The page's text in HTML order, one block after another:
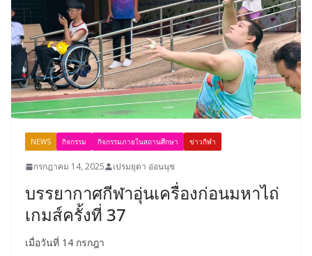
NEWS กิจกรรม กิจกรรมภายในสถานศึกษา ข่าวกีฬา
กรกฎาคม 14, 2025 เปรมยุดา อ่อนนุช
บรรยากาศกีฬาอุ่นเครื่องก่อนมหาไถ่
เกมส์ครั้งที่ 37
เมื่อวันที่ 14 กรกฎา